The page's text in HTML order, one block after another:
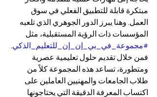
مبتكرة قابلة للتطبيق الفعلي في سوق
العمل. وهنا يبرز الدور الجوهري الذي تلعبه
المؤسسات ذات الرؤية المستقبلية، مثل
#مجموعة_في_بي_إن_إن_للتعليم_الذكي
فمن خلال تقديم حلول تعليمية عصرية
ومتطورة، تساعد هذه المجموعة كلاً من
طلاب الجامعات والمهنيين العاملين على
اكتساب المعرفة الدقيقة التي يحتاجونها